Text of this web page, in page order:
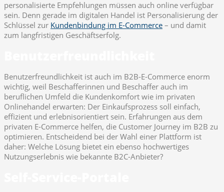
personalisierte Empfehlungen müssen auch online verfügbar
sein. Denn gerade im digitalen Handel ist Personalisierung der
Schlüssel zur Kundenbindung im E-Commerce – und damit
zum langfristigen Geschäftserfolg.
Benutzerfreundlichkeit ist auch im B2B-E-Commerce enorm
wichtig, weil Beschafferinnen und Beschaffer auch im
beruflichen Umfeld die Kundenkomfort wie im privaten
Onlinehandel erwarten: Der Einkaufsprozess soll einfach,
effizient und erlebnisorientiert sein. Erfahrungen aus dem
privaten E-Commerce helfen, die Customer Journey im B2B zu
optimieren. Entscheidend bei der Wahl einer Plattform ist
daher: Welche Lösung bietet ein ebenso hochwertiges
Nutzungserlebnis wie bekannte B2C-Anbieter?